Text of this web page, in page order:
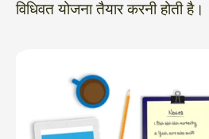
विधिवत योजना तैयार करनी होती है।